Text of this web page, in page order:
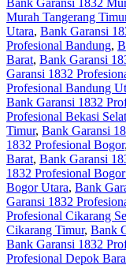
Murah Tangerang
Utara, Bank Garansi
Profesional Bandung,
Barat, Bank Garansi
Garansi 1832
Profesional Bandung
Bank Garansi 1832
Profesional Bekasi
Timur, Bank Garansi
1832 Profesional Bogor,
Barat, Bank Garansi
1832 Profesional
Bogor Utara, Bank
Garansi 1832
Profesional Cikarang
Cikarang Timur, Bank
Bank Garansi 1832
Profesional Depok